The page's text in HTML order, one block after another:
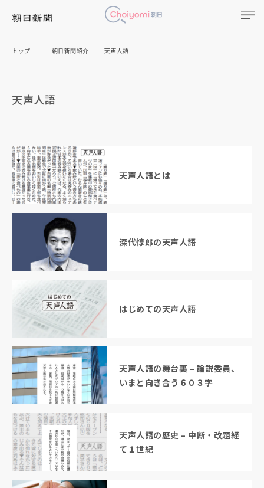
トップ 朝日新聞紹介 天声人語
天声人語
天声人語とは
深代惇郎の天声人語
はじめての天声人語
天声人語の舞台裏 – 論説委員、
いまと向き合う６０３字
天声人語の歴史 – 中断・改題経
て１世紀